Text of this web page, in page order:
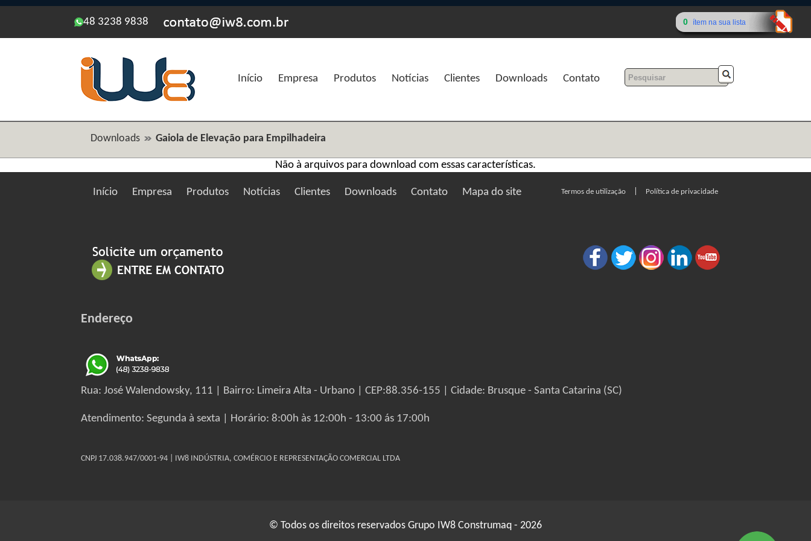
48 3238 9838 0 ítem na sua lista
Início Empresa Produtos Notícias Clientes Downloads Contato
Downloads Gaiola de Elevação para Empilhadeira
Não à arquivos para download com essas características.
Início Empresa Produtos Notícias Clientes Downloads Contato Mapa do site Termos de utilização Política de privacidade
Endereço
Rua: José Walendowsky, 111 | Bairro: Limeira Alta - Urbano | CEP:88.356-155 | Cidade: Brusque - Santa Catarina (SC)
Atendimento: Segunda à sexta | Horário: 8:00h às 12:00h - 13:00 ás 17:00h
CNPJ 17.038.947/0001-94 | IW8 INDÚSTRIA, COMÉRCIO E REPRESENTAÇÃO COMERCIAL LTDA
© Todos os direitos reservados Grupo IW8 Construmaq - 2026